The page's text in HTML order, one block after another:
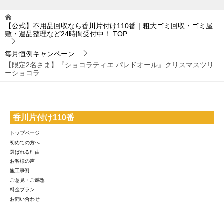
【公式】不用品回収なら香川片付け110番｜粗大ゴミ回収・ゴミ屋
敷・遺品整理など24時間受付中！
TOP
毎月恒例キャンペーン
【限定2名さま】『ショコラティエ パレドオール』クリスマスツリ
ーショコラ
香川片付け110番
トップページ
初めての方へ
選ばれる理由
お客様の声
施工事例
ご意見・ご感想
料金プラン
お問い合わせ